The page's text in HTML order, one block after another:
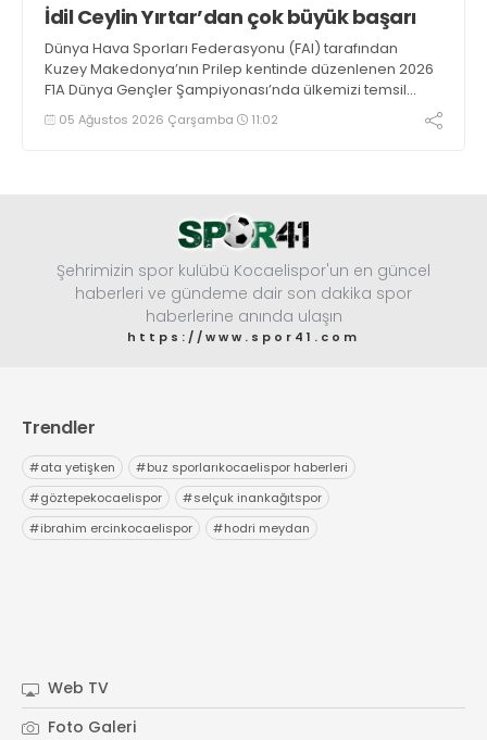
İdil Ceylin Yırtar’dan çok büyük başarı
Dünya Hava Sporları Federasyonu (FAI) tarafından
Kuzey Makedonya’nın Prilep kentinde düzenlenen 2026
F1A Dünya Gençler Şampiyonası’nda ülkemizi temsil
eden millî sporcumuz İdil Ceylin YIRTAR, büyük bir
başarıya imza atarak Dünya ikincisi oldu.
05 Ağustos 2026 Çarşamba 11:02
Şehrimizin spor kulübü Kocaelispor'un en güncel
haberleri ve gündeme dair son dakika spor
haberlerine anında ulaşın
https://www.spor41.com
Trendler
#ata yetişken #buz sporlarıkocaelispor haberleri
#göztepekocaelispor #selçuk inankağıtspor
#ibrahim ercinkocaelispor #hodri meydan
Web TV
Foto Galeri